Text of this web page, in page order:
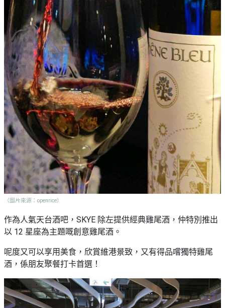
（圖片來源：openrice）
作為人氣天台酒吧，SKYE 除左提供經典雞尾酒，仲特別推出
以 12 星座為主題嘅創意雞尾酒。
呢度又可以享用美食，欣賞維港景致，又有得品嚐獨特雞尾
酒，係朋友聚餐打卡首選！